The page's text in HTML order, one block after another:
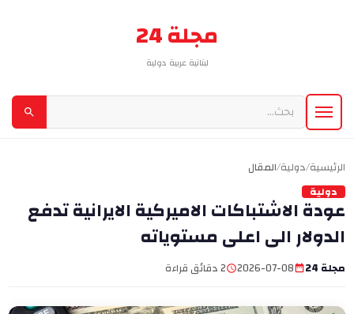
مجلة 24
لبنانية عربية دولية
الرئيسية/دولية/المقال
دولية
عودة الاشتباكات الاميركية الايرانية تدفع
الدولار الى اعلى مستوياته
مجلة 24 2026-07-08 2 دقائق قراءة